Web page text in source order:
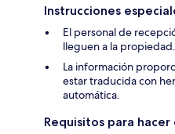
Instrucciones
El personal de
lleguen a la propiedad.
La información
estar traducida con
automática.
Requisitos para hacer